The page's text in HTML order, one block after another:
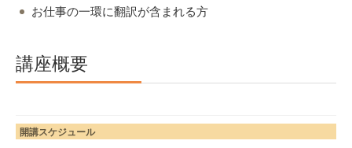
お仕事の一環に翻訳が含まれる方
講座概要
開講スケジュール